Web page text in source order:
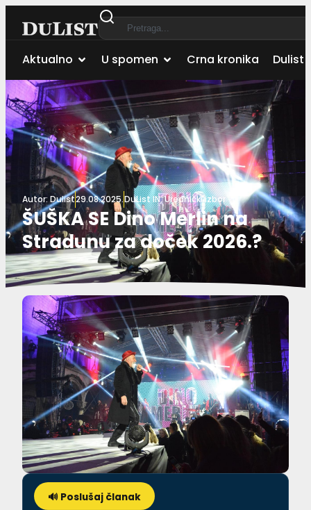
Aktualno U spomen Crna kronika Dulist
Autor: Dulist29.08.2025.DuList IN,Urednički izbor
ŠUŠKA SE Dino Merlin na
Stradunu za doček 2026.?
🔊 Poslušaj članak